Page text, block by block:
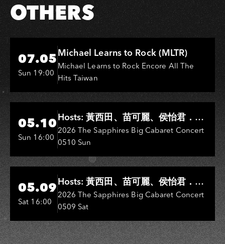
OTHERS
Hi-Ing Music Hall
07.05
Sun 19:00
Michael Learns to Rock (MLTR)
Michael Learns to Rock Encore All The
Hits Taiwan
Hi-Ing Music Hall
05.10
Sun 16:00
Hosts: 黃西田、苗可麗、侯怡君．
Entertainers: 葉啟田、鳥來嬤-吳
敏、王彩樺、王瑞霞、吳淑敏、施文
彬、邵大倫、曹雅雯、陳孟賢、黃露
瑤
2026 The Sapphires Big Cabaret Concert
0510 Sun
Hi-Ing Music Hall
05.09
Sat 16:00
Hosts: 黃西田、苗可麗、侯怡君．
Entertainers: 葉啟田、鳥來嬤-吳
敏、張秀卿、王彩樺、吳淑敏、施文
彬、邵大倫、曹雅雯、陳孟賢、黃露
瑤
2026 The Sapphires Big Cabaret Concert
0509 Sat